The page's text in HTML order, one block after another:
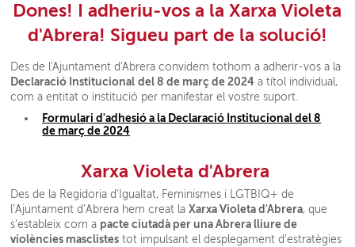
Dones! I adheriu-vos a la Xarxa Violeta
d'Abrera! Sigueu part de la solució!
Des de l'Ajuntament d'Abrera convidem tothom a adherir-vos a la
Declaració Institucional del 8 de març de 2024 a títol individual,
com a entitat o institució per manifestar el vostre suport.
Formulari d'adhesió a la Declaració Institucional del 8
de març de 2024
Xarxa Violeta d'Abrera
Des de la Regidoria d’Igualtat, Feminismes i LGTBIQ+ de
l’Ajuntament d’Abrera hem creat laXarxa Violeta d'Abrera, que
s’estableix com a pacte ciutadà per una Abrera lliure de
violències masclistes tot impulsant el desplegament d’estratègies